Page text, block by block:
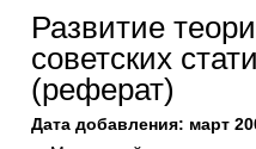
Развитие
советских
(реферат)
Дата добавления: март